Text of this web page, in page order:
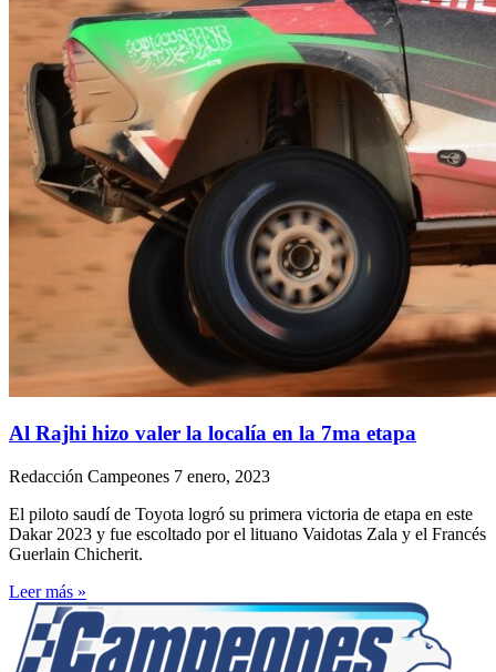
Al Rajhi hizo valer la localía en la 7ma etapa
Redacción Campeones 7 enero, 2023
El piloto saudí de Toyota logró su primera victoria de etapa en este
Dakar 2023 y fue escoltado por el lituano Vaidotas Zala y el Francés
Guerlain Chicherit.
Leer más »